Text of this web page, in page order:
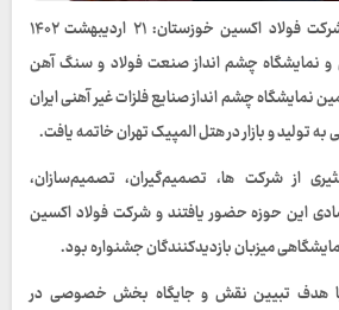
به گزارش روابط عمومی شرکت فولاد اکسین خوزستان: ۲۱ اردیبهشت ۱۴۰۲
نمایشگاه چشم انداز صنعت فولاد و سنگ آهن
نمایشگاه چشم انداز صنایع فلزات غیر آهنی ایران
به تولید و بازار در هتل المپیک تهران خاتمه یافت.
از شرکت ها، تصمیم‌گیران، تصمیم‌سازان،
این حوزه حضور یافتند و شرکت فولاد اکسین
میزبان بازدیدکنندگان جشنواره بود.
هدف تبیین نقش و جایگاه بخش خصوصی در